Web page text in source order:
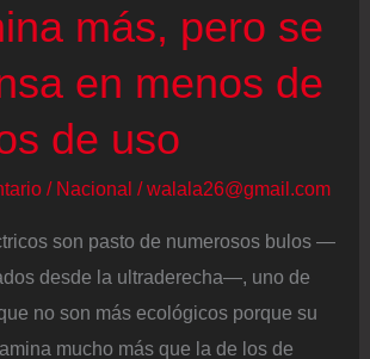
más, pero se
en menos de
de uso
/ Nacional /walala26@gmail.com
son pasto de numerosos bulos —
desde la ultraderecha—, uno de
no son más ecológicos porque su
mucho más que la de los de